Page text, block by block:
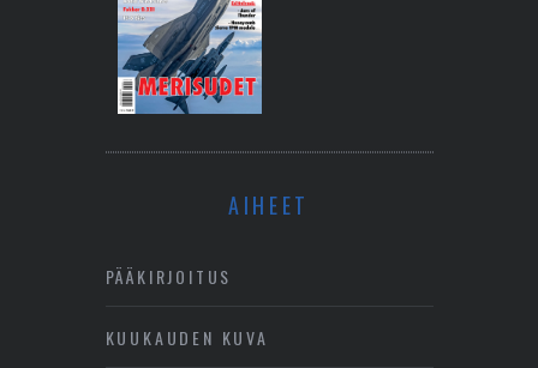
AIHEET
PÄÄKIRJOITUS
KUUKAUDEN KUVA